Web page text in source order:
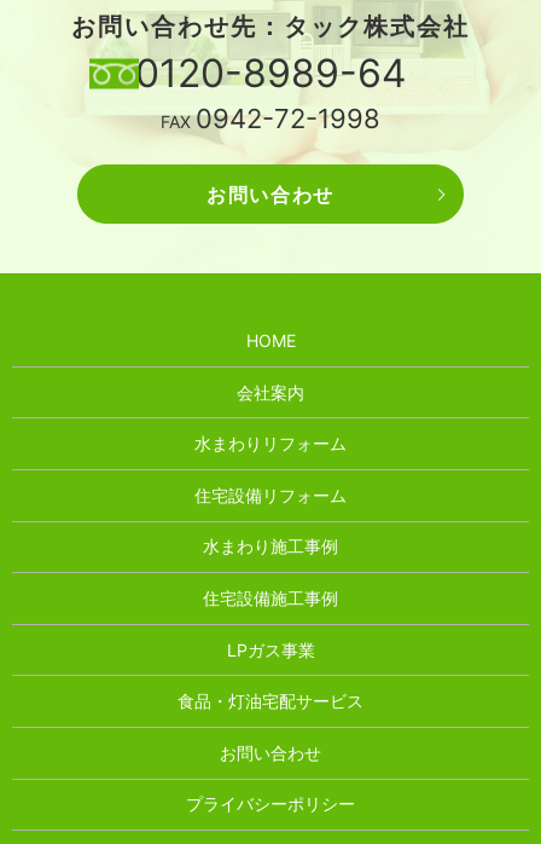
お問い合わせ先：タック株式会社
0120-8989-64
FAX0942-72-1998
お問い合わせ
HOME
会社案内
水まわりリフォーム
住宅設備リフォーム
水まわり施工事例
住宅設備施工事例
LPガス事業
食品・灯油宅配サービス
お問い合わせ
プライバシーポリシー